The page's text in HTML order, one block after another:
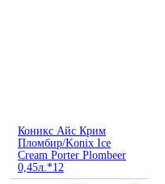
Коникс Айс Крим
Пломбир/Konix Ice
Cream Porter Plombeer
0,45л.*12